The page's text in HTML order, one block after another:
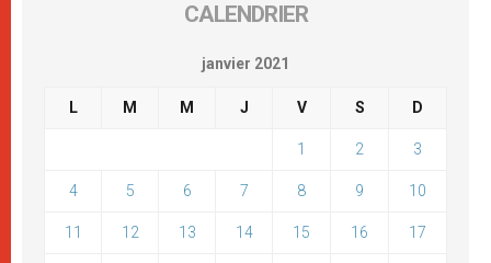
CALENDRIER
janvier 2021
L M M J V S D
1 2 3
4 5 6 7 8 9 10
11 12 13 14 15 16 17